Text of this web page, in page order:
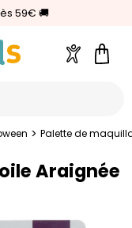
59€ 🚚
N°1
clients)
Compte
> Palette de
Araignée